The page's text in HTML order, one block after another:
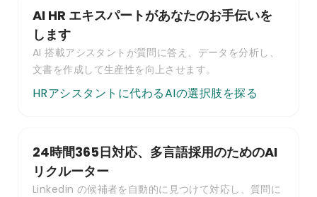
AI HR エキスパートがあなたのお手伝いを
します
AI 搭載アシスタントが質問に答え、データを分析し、
文書を作成して生産性を向上させます。
HRアシスタントに代わるAIの選択肢を探る
24時間365日対応、多言語採用のためのAI
リクルーター
Linkedin の候補者を自動的に見つけて対応し、質問に